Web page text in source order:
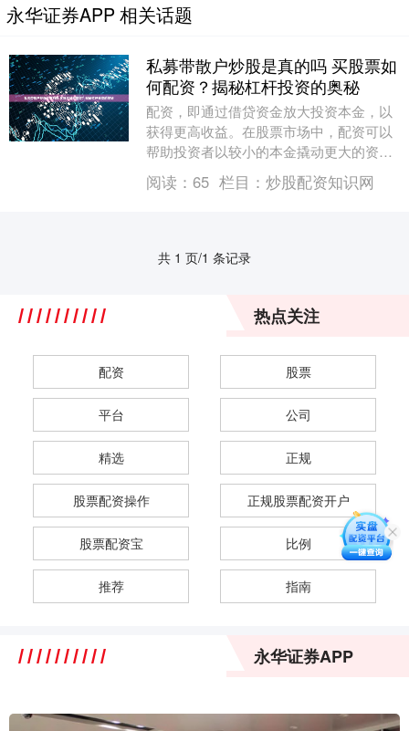
永华证券APP 相关话题
私募带散户炒股是真的吗 买股票如
何配资？揭秘杠杆投资的奥秘
配资，即通过借贷资金放大投资本金，以
获得更高收益。在股票市场中，配资可以
帮助投资者以较小的本金撬动更大的资
金，从而放大收益。 炒股配资最大的风险
在于资金损失。由....
阅读： 65 栏目： 炒股配资知识网
共 1 页/1 条记录
热点关注
配资 股票
平台 公司
精选 正规
股票配资操作 正规股票配资开户
股票配资宝 比例
推荐 指南
永华证券APP